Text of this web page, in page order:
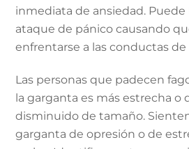
inmediata de ansiedad. Puede
ataque de pánico causando
enfrentarse a las conductas
Las personas que padecen
la garganta es más estrecha o
disminuido de tamaño.
garganta de opresión o de